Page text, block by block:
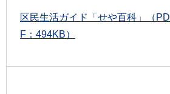
区民生活ガイド「せや百科」（PD
F：494KB）